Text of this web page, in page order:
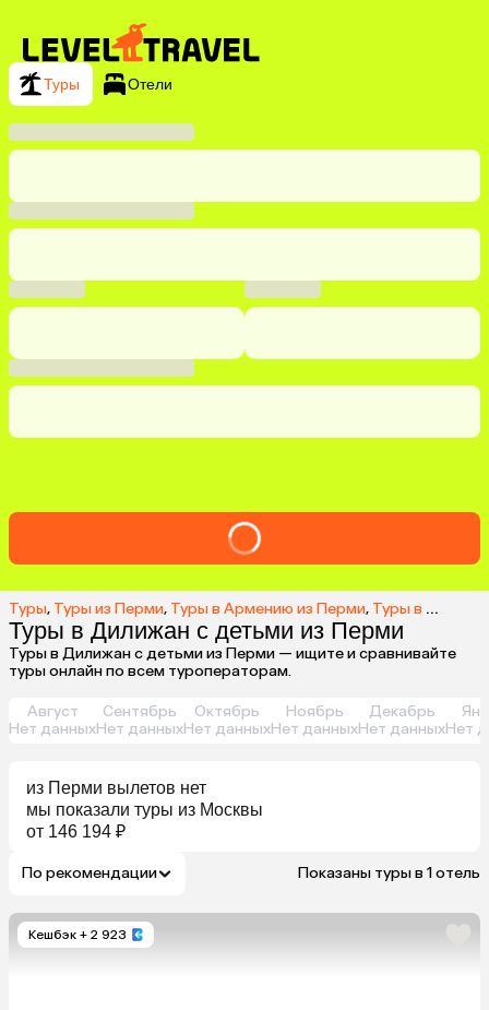
Туры Отели
Туры, Туры из Перми, Туры в Армению из Перми, Туры в Дилижан из Перми
Туры в Дилижан с детьми из Перми
Туры в Дилижан с детьми из Перми — ищите и сравнивайте
туры онлайн по всем туроператорам.
Август
Нет данных
Сентябрь
Нет данных
Октябрь
Нет данных
Ноябрь
Нет данных
Декабрь
Нет данныхНет
из Перми вылетов нет
мы показали туры из Москвы
от 146 194 ₽
По рекомендации Показаны туры в 1 отель
Кешбэк + 2 923